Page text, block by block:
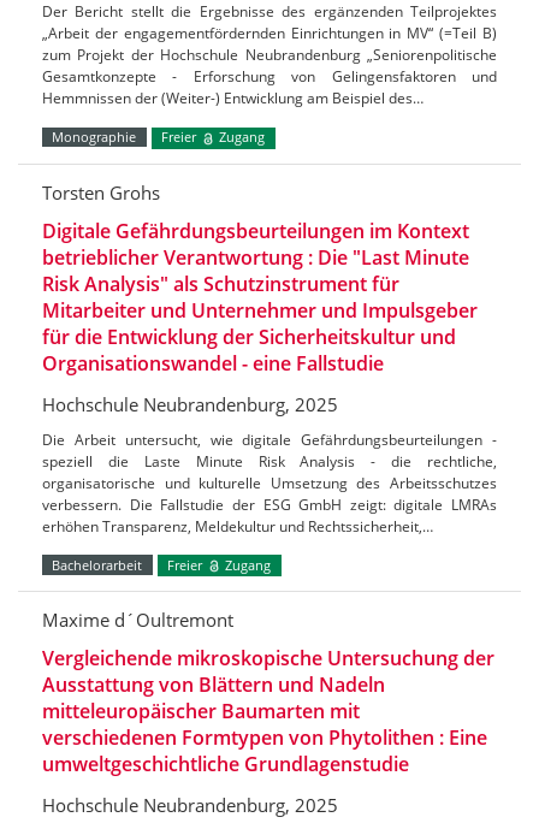
Der Bericht stellt die Ergebnisse des ergänzenden Teilprojektes
„Arbeit der engagementfördernden Einrichtungen in MV“ (=Teil B)
zum Projekt der Hochschule Neubrandenburg „Seniorenpolitische
Gesamtkonzepte - Erforschung von Gelingensfaktoren und
Hemmnissen der (Weiter-) Entwicklung am Beispiel des…
Monographie Freier Zugang
Torsten Grohs
Digitale Gefährdungsbeurteilungen im Kontext
betrieblicher Verantwortung : Die "Last Minute
Risk Analysis" als Schutzinstrument für
Mitarbeiter und Unternehmer und Impulsgeber
für die Entwicklung der Sicherheitskultur und
Organisationswandel - eine Fallstudie
Hochschule Neubrandenburg, 2025
Die Arbeit untersucht, wie digitale Gefährdungsbeurteilungen -
speziell die Laste Minute Risk Analysis - die rechtliche,
organisatorische und kulturelle Umsetzung des Arbeitsschutzes
verbessern. Die Fallstudie der ESG GmbH zeigt: digitale LMRAs
erhöhen Transparenz, Meldekultur und Rechtssicherheit,…
Bachelorarbeit Freier Zugang
Maxime d´Oultremont
Vergleichende mikroskopische Untersuchung der
Ausstattung von Blättern und Nadeln
mitteleuropäischer Baumarten mit
verschiedenen Formtypen von Phytolithen : Eine
umweltgeschichtliche Grundlagenstudie
Hochschule Neubrandenburg, 2025